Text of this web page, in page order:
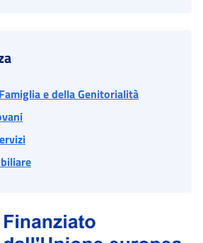
e della Genitorialità